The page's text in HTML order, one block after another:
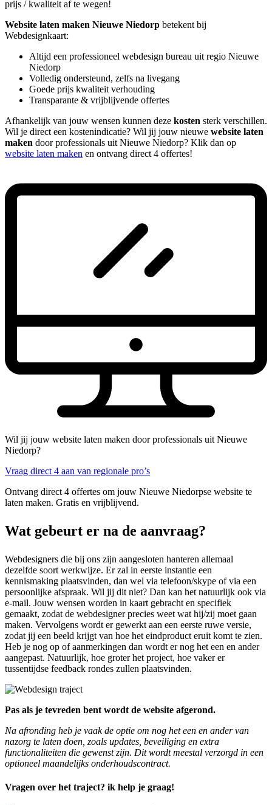
prijs / kwaliteit af te wegen!
Website laten maken Nieuwe Niedorp betekent bij
Webdesignkaart:
Altijd een professioneel webdesign bureau uit regio Nieuwe
Niedorp
Volledig ondersteund, zelfs na livegang
Goede prijs kwaliteit verhouding
Transparante & vrijblijvende offertes
Afhankelijk van jouw wensen kunnen deze kosten sterk verschillen.
Wil je direct een kostenindicatie? Wil jij jouw nieuwe website laten
maken door professionals uit Nieuwe Niedorp? Klik dan op
website laten maken en ontvang direct 4 offertes!
Wil jij jouw website laten maken door professionals uit Nieuwe
Niedorp?
Vraag direct 4 aan van regionale pro’s
Ontvang direct 4 offertes om jouw Nieuwe Niedorpse website te
laten maken. Gratis en vrijblijvend.
Wat gebeurt er na de aanvraag?
Webdesigners die bij ons zijn aangesloten hanteren allemaal
dezelfde soort werkwijze. Er zal in eerste instantie een
kennismaking plaatsvinden, dan wel via telefoon/skype of via een
persoonlijke afspraak. Wil jij dit niet? Dan kan het natuurlijk ook via
e-mail. Jouw wensen worden in kaart gebracht en specifiek
gemaakt, zodat de webdesigner precies weet wat hij/zij moet gaan
maken. Vervolgens wordt er gewerkt aan een eerste ruwe versie,
zodat jij een beeld krijgt van hoe het eindproduct eruit komt te zien.
Heb je nog op of aanmerkingen dan wordt er nog het een en ander
aangepast. Natuurlijk, hoe groter het project, hoe vaker er
tussentijdse feedback rondes zullen plaatsvinden.
Pas als je tevreden bent wordt de website afgerond.
Na afronding heb je vaak de optie om nog het een en ander van
nazorg te laten doen, zoals updates, beveiliging en extra
functionaliteiten die gewenst zijn. Dit wordt meestal verzorgd in een
optioneel maandelijks onderhoudscontract.
Vragen over het traject? ik help je graag!